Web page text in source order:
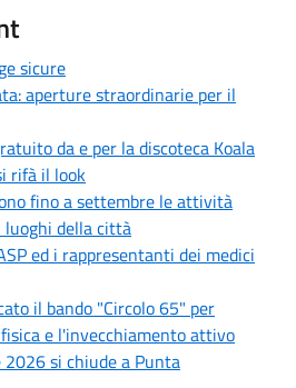
sicure
aperture straordinarie per il
da e per la discoteca Koala
rifà il look
fino a settembre le attività
della città
ed i rappresentanti dei medici
il bando "Circolo 65" per
e l'invecchiamento attivo
2026 si chiude a Punta